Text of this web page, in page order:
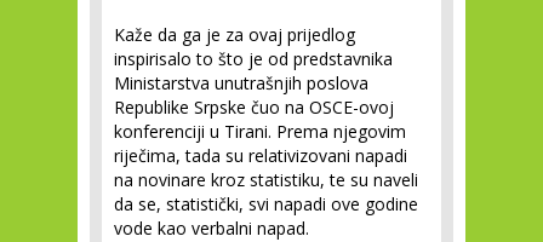
Kaže da ga je za ovaj prijedlog
inspirisalo to što je od predstavnika
Ministarstva unutrašnjih poslova
Republike Srpske čuo na OSCE-ovoj
konferenciji u Tirani. Prema njegovim
riječima, tada su relativizovani napadi
na novinare kroz statistiku, te su naveli
da se, statistički, svi napadi ove godine
vode kao verbalni napad.